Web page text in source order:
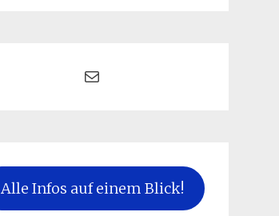
Mail
Alle Infos auf einem Blick!